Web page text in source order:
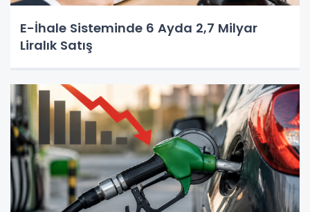
E-İhale Sisteminde 6 Ayda 2,7 Milyar
Liralık Satış